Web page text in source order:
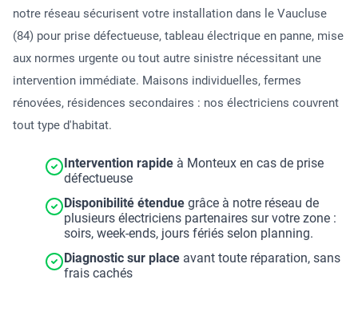
notre réseau sécurisent votre installation dans le Vaucluse
(84) pour prise défectueuse, tableau électrique en panne, mise
aux normes urgente ou tout autre sinistre nécessitant une
intervention immédiate. Maisons individuelles, fermes
rénovées, résidences secondaires : nos électriciens couvrent
tout type d'habitat.
Intervention rapide à Monteux en cas de prise
défectueuse
Disponibilité étendue grâce à notre réseau de
plusieurs électriciens partenaires sur votre zone :
soirs, week-ends, jours fériés selon planning.
Diagnostic sur place avant toute réparation, sans
frais cachés